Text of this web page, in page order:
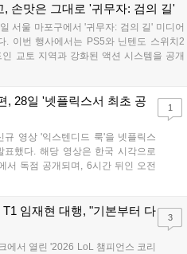
가의 모션 캡처를 통해 리얼리티를 극대
성한 이번 신작은 기존 시리즈와 설정은
과 다크 판타지 분위기를 충실히 담아내어
에게 새로운 재미를 선사할 예정이다....
, 손맛은 그대로 '귀무자: 검의 길'
서울 마포구에서 '귀무자: 검의 길' 미디어
. 이번 행사에서는 PS5와 닌텐도 스위치2
교토 지역과 강화된 액션 시스템을 공개
사시가 오니를 정화하는 과정을 담았으며,
감을 높였습니다....
, 28일 '넷플릭스서 최초 공
규 영상 '익스텐디드 룩'을 넷플릭스
했다. 해당 영상은 한국 시각으로
서 독점 공개되며, 6시간 뒤인 오전
이지에서도 확인할 수 있다. 기존보
케팅 방식에 어떤 변화를 가져올지
있다....
1
T1 임재현 대행, "기본부터 다
에서 열린 '2026 LoL 챔피언스 코리
3